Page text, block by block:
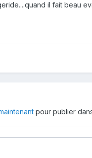
il fait beau
pour publier